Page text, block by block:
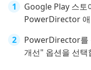
Google Play 스토
PowerDirector 애
PowerDirector를
개선" 옵션을 선택